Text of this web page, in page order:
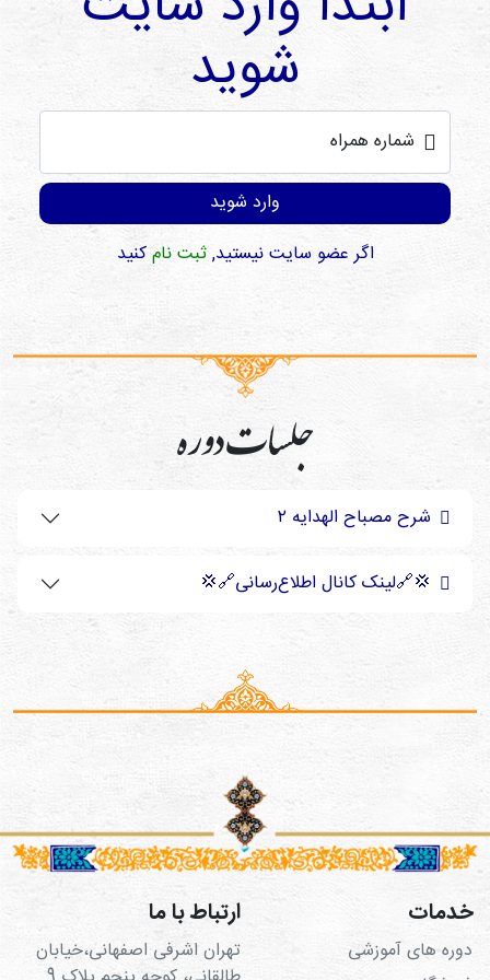
شوید
شماره همراه
وارد شوید
اگر عضو سایت نیستید,ثبت نامکنید
جلسات دوره
شرح مصباح الهدایه ۲
💢🔗لینک کانال اطلاع‌رسانی🔗💢
خدمات
دوره های آموزشی
ارتباط با ما
تهران اشرفی اصفهانی،خیابان